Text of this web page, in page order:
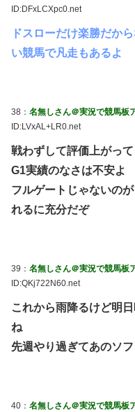
ID:DFxLCXpc0.net
ドスローだけ楽勝だ
い競馬で凡走もあるよ
38： 名無しさん＠実況で競馬板
ID:LVxAL+LR0.net
戦わずして評価上がっ
G1実績のなさは不安よ
フルゲートじゃないの
れるに充分だぞ
39： 名無しさん＠実況で競馬板
ID:QKj722N60.net
これから雨降るけど明
ね
先週やり過ぎてあのソ
40： 名無しさん＠実況で競馬板